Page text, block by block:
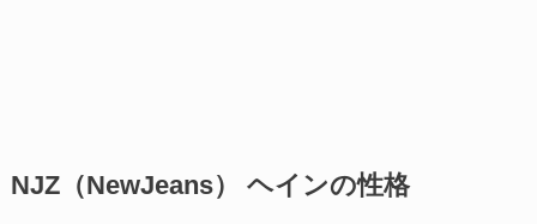
NJZ（NewJeans） ヘインの性格